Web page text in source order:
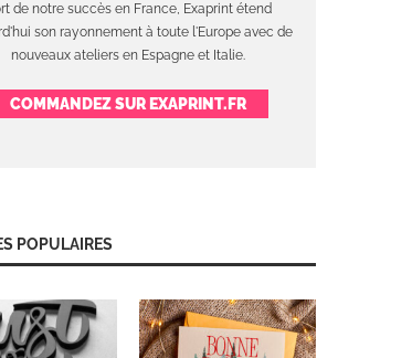
de notre succès en France, Exaprint étend
son rayonnement à toute l'Europe avec de
nouveaux ateliers en Espagne et Italie.
COMMANDEZ SUR EXAPRINT.FR
POPULAIRES